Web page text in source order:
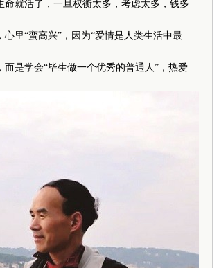
就活了，一旦权衡太多，考虑太多，钱多
里“蛮高兴”，因为“爱情是人类生活中最
是学会“毕生做一个优秀的普通人”，热爱